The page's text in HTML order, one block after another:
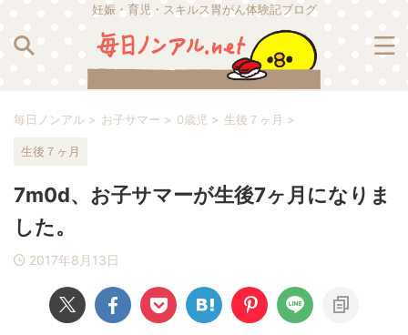
妊娠・育児・スキルス胃がん体験記ブログ
毎日ノンアル > お子サマー > 0歳児 > 生後７ヶ月 >
生後７ヶ月
7m0d、お子サマーが生後7ヶ月になりま
した。
2017年8月13日